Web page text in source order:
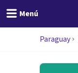
Menú
Paraguay